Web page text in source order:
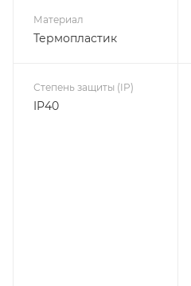
Материал
Термопластик
Степень защиты (IP)
IP40